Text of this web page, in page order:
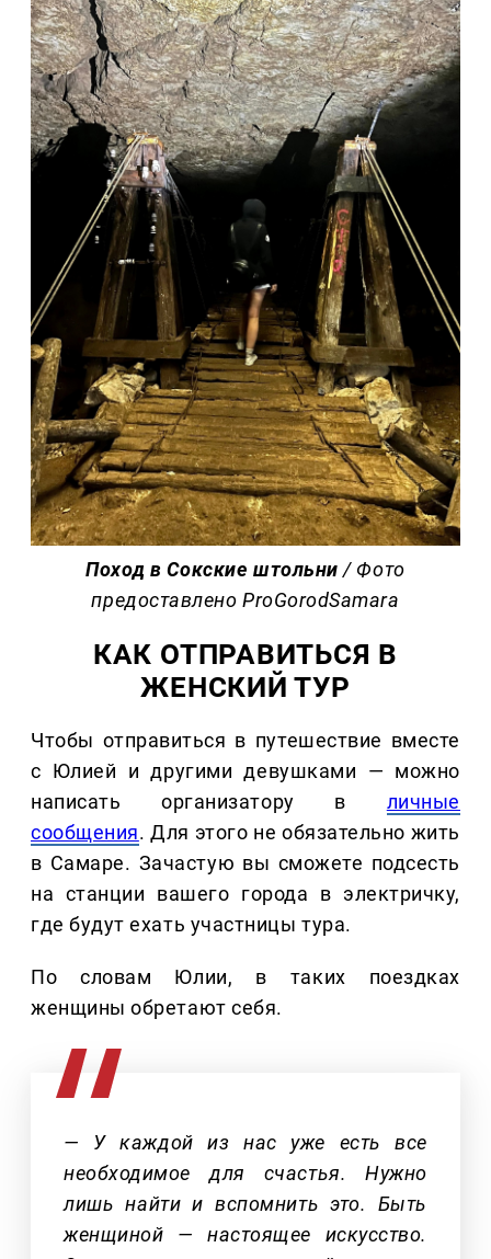
Поход в Сокские штольни/ Фото
предоставлено ProGorodSamara
КАК ОТПРАВИТЬСЯ В
ЖЕНСКИЙ ТУР
Чтобы отправиться в путешествие вместе
с Юлией и другими девушками — можно
написать организатору в личные
сообщения. Для этого не обязательно жить
в Самаре. Зачастую вы сможете подсесть
на станции вашего города в электричку,
где будут ехать участницы тура.
По словам Юлии, в таких поездках
женщины обретают себя.
— У каждой из нас уже есть все
необходимое для счастья. Нужно
лишь найти и вспомнить это. Быть
женщиной — настоящее искусство.